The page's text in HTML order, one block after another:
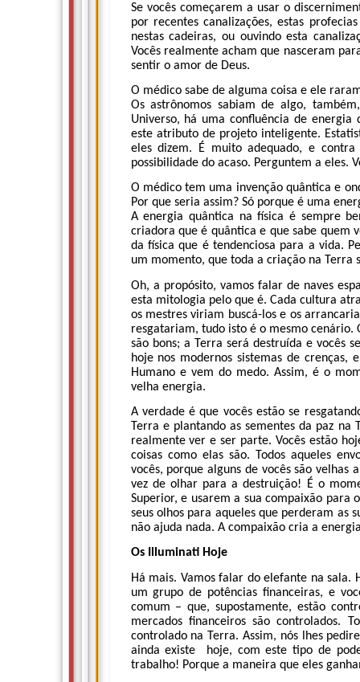
Se vocês começarem a usar o
por recentes canalizações, estas
nestas cadeiras, ou ouvindo esta
Vocês realmente acham que nasceram
sentir o amor de Deus.
O médico sabe de alguma coisa e ele
Os astrônomos sabiam de algo,
Universo, há uma confluência de
este atributo de projeto inteligente.
eles dizem. É muito adequado, e
possibilidade do acaso. Perguntem a eles.
O médico tem uma invenção quântica e
Por que seria assim? Só porque é uma
A energia quântica na física é sempre
criadora que é quântica e que sabe quem
da física que é tendenciosa para a vida.
um momento, que toda a criação na Terra
Oh, a propósito, vamos falar de naves
esta mitologia pelo que é. Cada cultura
os mestres viriam buscá-los e os
resgatariam, tudo isto é o mesmo cenário.
são bons; a Terra será destruída e vocês
hoje nos modernos sistemas de
Humano e vem do medo. Assim, é o
velha energia.
A verdade é que vocês estão se
Terra e plantando as sementes da paz na
realmente ver e ser parte. Vocês estão
coisas como elas são. Todos aqueles
vocês, porque alguns de vocês são
vez de olhar para a destruição! É o
Superior, e usarem a sua compaixão para
seus olhos para aqueles que perderam
não ajuda nada. A compaixão cria a
Os Illuminati Hoje
Há mais. Vamos falar do elefante na sala.
um grupo de potências financeiras, e
comum – que, supostamente, estão
mercados financeiros são controlados.
controlado na Terra. Assim, nós lhes
ainda existe hoje, com este tipo de
trabalho! Porque a maneira que eles